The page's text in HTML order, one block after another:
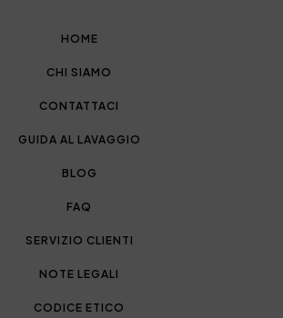
HOME
CHI SIAMO
CONTATTACI
GUIDA AL LAVAGGIO
BLOG
FAQ
SERVIZIO CLIENTI
NOTE LEGALI
CODICE ETICO